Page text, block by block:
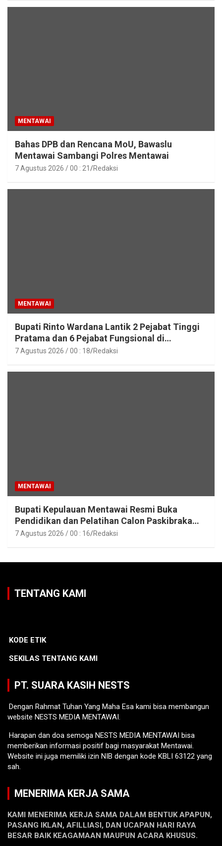
MENTAWAI
Bahas DPB dan Rencana MoU, Bawaslu
Mentawai Sambangi Polres Mentawai
7 Agustus 2026 / 00 : 21 Redaksi
MENTAWAI
Bupati Rinto Wardana Lantik 2 Pejabat Tinggi
Pratama dan 6 Pejabat Fungsional di
Lingkungan Pemkab Kepulauan Mentawai
7 Agustus 2026 / 00 : 18 Redaksi
MENTAWAI
Bupati Kepulauan Mentawai Resmi Buka
Pendidikan dan Pelatihan Calon Paskibraka
Tahun 2026
7 Agustus 2026 / 00 : 16 Redaksi
TENTANG KAMI
KODE ETIK
SEKILAS TENTANG KAMI
PT. SUARA KASIH NESTS
Dengan Rahmat Tuhan Yang Maha Esa kami bisa membangun
website NESTS MEDIA MENTAWAI.
Harapan dan doa semoga NESTS MEDIA MENTAWAI bisa
memberikan informasi positif bagi masyarakat Mentawai.
Website ini juga memiliki izin NIB dengan kode KBLI 63122 yang
sah.
MENERIMA KERJA SAMA
KAMI MENERIMA KERJA SAMA DALAM BENTUK APAPUN,
PASANG IKLAN, AFILLIASI, DAN UCAPAN HARI RAYA
BESAR BAIK KEAGAMAAN MAUPUN ACARA KHUSUS.